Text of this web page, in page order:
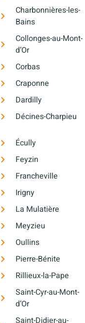
Charbonnières-les-
Bains
Collonges-au-Mont-
d’Or
Corbas
Craponne
Dardilly
Décines-Charpieu
Écully
Feyzin
Francheville
Irigny
La Mulatière
Meyzieu
Oullins
Pierre-Bénite
Rillieux-la-Pape
Saint-Cyr-au-Mont-
d’Or
Saint-Didier-au-